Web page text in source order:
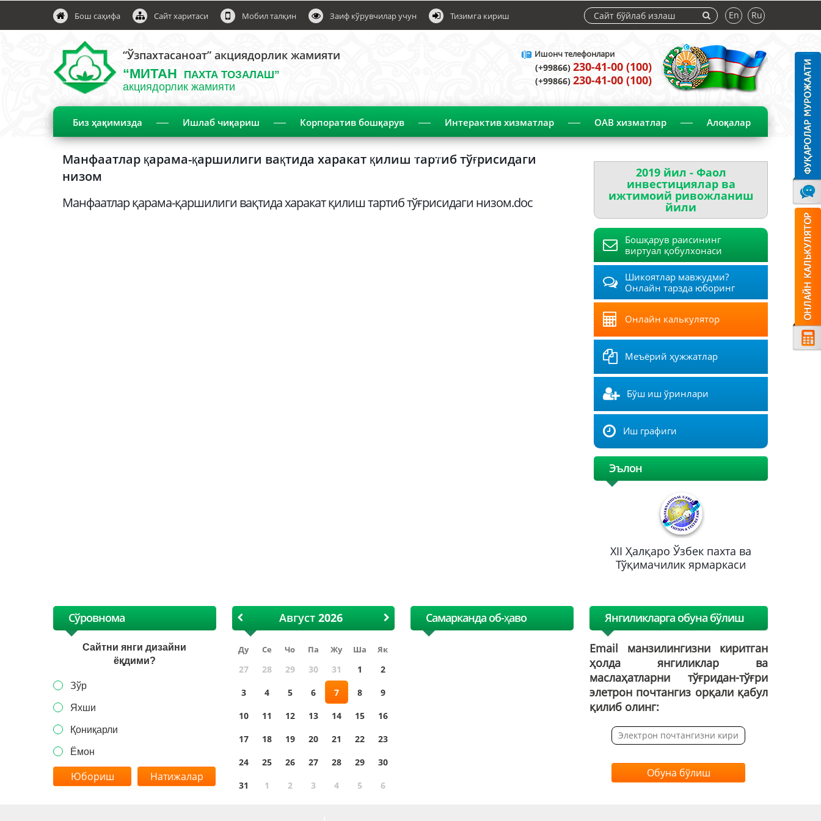
Бош саҳифа Сайт харитаси Мобил талқин Заиф кўрувчилар учун Тизимга кириш En Ru
“Ўзпахтасаноат” акциядорлик жамияти
“МИТАН ПАХТА ТОЗАЛАШ”
акциядорлик жамияти
Ишонч телефонлари
(+99866) 230-41-00 (100)
(+99866) 230-41-00 (100)
Биз ҳақимизда Ишлаб чиқариш Корпоратив бошқарув Интерактив хизматлар ОАВ хизматлар Алоқалар
Эълонлар
Манфаатлар қарама-қаршилиги вақтида харакат қилиш тартиб тўғрисидаги
низом
Манфаатлар қарама-қаршилиги вақтида харакат қилиш тартиб тўғрисидаги низом.doc
2019 йил - Фаол
инвестициялар ва
ижтимоий ривожланиш
йили
Бошқарув раисининг
виртуал қобулхонаси
Шикоятлар мавжудми?
Онлайн тарзда юборинг
Онлайн калькулятор
Меъёрий ҳужжатлар
Бўш иш ўринлари
Иш графиги
Эълон
XII Ҳалқаро Ўзбек пахта ва
Тўқимачилик ярмаркаси
Сўровнома
Сайтни янги дизайни
ёқдими?
Зўр
Яхши
Қониқарли
Ёмон
Натижалар
Август
Ду Се Чо Па Жу Ша Як
27 28 29 30 31 1
2
3
4 5 6 7 8
9
10
11 12 13 14 15
16
17
18 19 20 21 22
23
24
25 26 27 28 29
30
31
1 2 3 4 5 6
Самарканда об-ҳаво Янгиликларга обуна бўлиш
Email манзилингизни киритган
ҳолда янгиликлар ва
маслаҳатларни тўғридан-тўғри
элетрон почтангиз орқали қабул
қилиб олинг:
Обуна бўлиш